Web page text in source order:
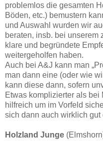
problemlos die gesamten
Böden, etc.) bemustern
und Auswahl wurden wir
beraten, insb. bei unserem
klare und begründete
weitergeholfen haben.
Auch bei A&J kann man
man dann eine (oder wie
kann diese dann, sofern
Etwas komplizierter als bei
hilfreich um im Vorfeld
sich dann auch wirklich gut
Holzland Junge